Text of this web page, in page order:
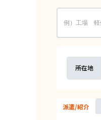
所在地
派遣/紹介